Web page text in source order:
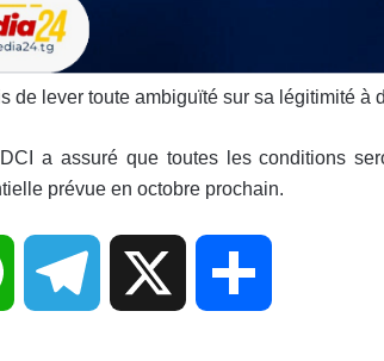
de lever toute ambiguïté sur sa légitimité à
a assuré que toutes les conditions
prévue en octobre prochain.